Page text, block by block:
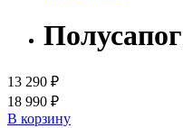
13 290 ₽
18 990 ₽
В корзину